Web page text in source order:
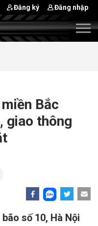
Đăng ký Đăng nhập
Bắc
giao thông
số 10, Hà Nội